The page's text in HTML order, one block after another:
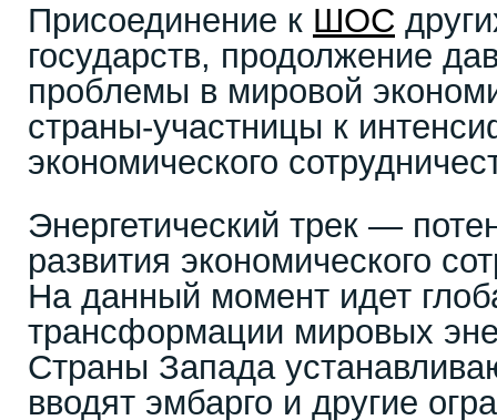
Присоединение к ШОС
государств, продолжение
проблемы в мировой
страны-участницы к
экономического
Энергетический трек —
развития экономического
На данный момент идет
трансформации мировых
Страны Запада
вводят эмбарго и другие